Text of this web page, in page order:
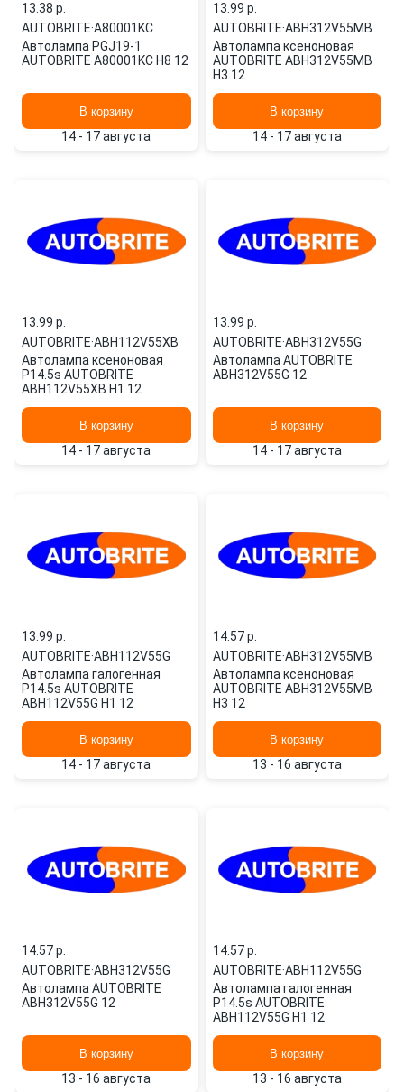
13.38 p.
AUTOBRITE·A80001KC
Автолампа PGJ19-1
AUTOBRITE A80001KC H8 12
В корзину
14 - 17 августа
13.99 p.
AUTOBRITE·ABH312V55MB
Автолампа ксеноновая
AUTOBRITE ABH312V55MB
H3 12
В корзину
14 - 17 августа
13.99 p.
AUTOBRITE·ABH112V55XB
Автолампа ксеноновая
P14.5s AUTOBRITE
ABH112V55XB H1 12
В корзину
14 - 17 августа
13.99 p.
AUTOBRITE·ABH312V55G
Автолампа AUTOBRITE
ABH312V55G 12
В корзину
14 - 17 августа
13.99 p.
AUTOBRITE·ABH112V55G
Автолампа галогенная
P14.5s AUTOBRITE
ABH112V55G H1 12
В корзину
14 - 17 августа
14.57 p.
AUTOBRITE·ABH312V55MB
Автолампа ксеноновая
AUTOBRITE ABH312V55MB
H3 12
В корзину
13 - 16 августа
14.57 p.
AUTOBRITE·ABH312V55G
Автолампа AUTOBRITE
ABH312V55G 12
В корзину
13 - 16 августа
14.57 p.
AUTOBRITE·ABH112V55G
Автолампа галогенная
P14.5s AUTOBRITE
ABH112V55G H1 12
В корзину
13 - 16 августа